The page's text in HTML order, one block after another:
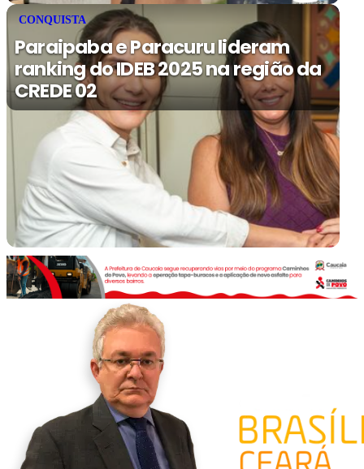
CONQUISTA
Paraipaba e Paracuru lideram
ranking do IDEB 2025 na região da
CREDE 02